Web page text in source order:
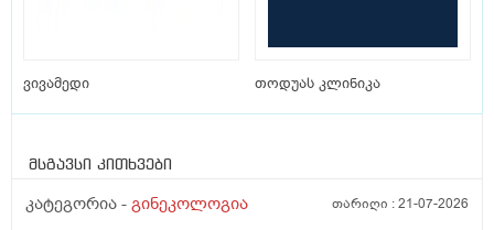
ვივამედი თოდუას კლინიკა
მსგავსი კითხვები
კატეგორია - გინეკოლოგია თარიღი :21-07-2026